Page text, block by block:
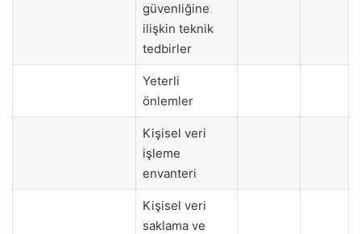
güvenliğine
ilişkin teknik
tedbirler
Yeterli
önlemler
Kişisel veri
işleme
envanteri
Kişisel veri
saklama ve